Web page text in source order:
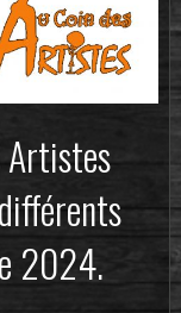
Artistes
2024.